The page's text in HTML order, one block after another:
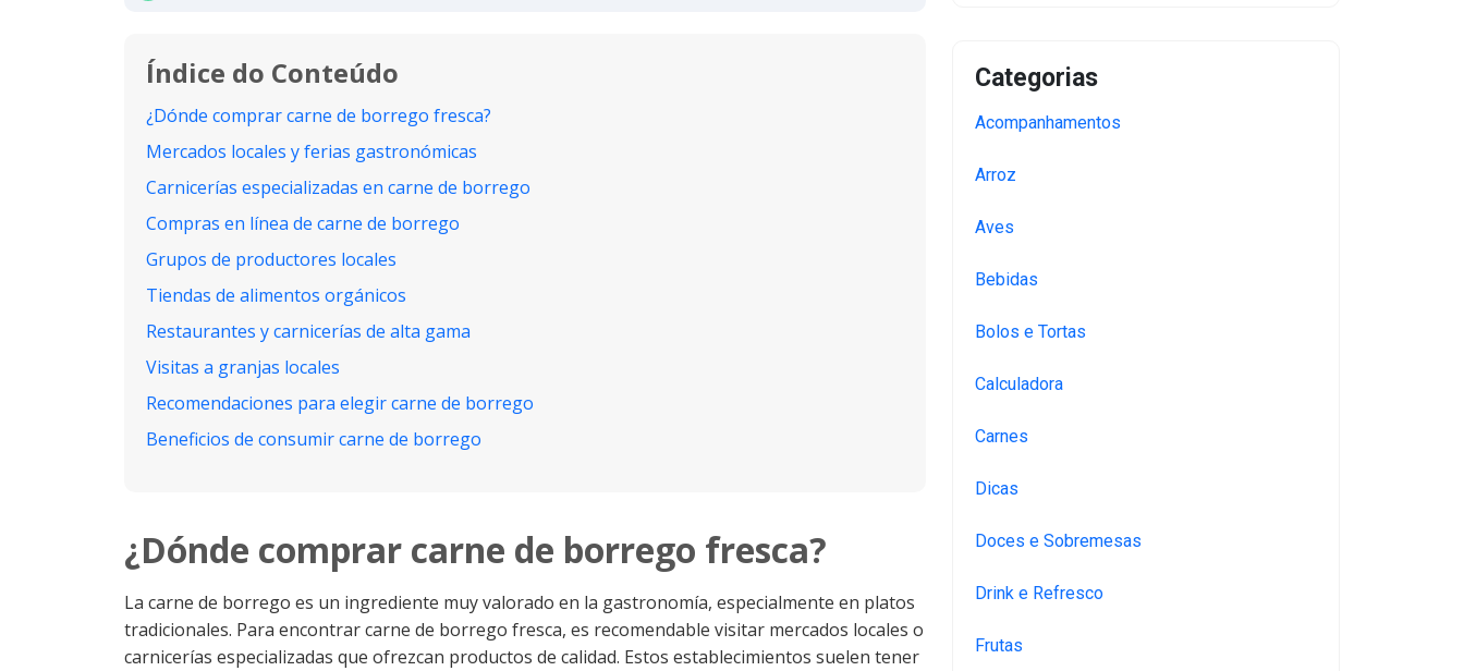
Índice do Conteúdo
¿Dónde comprar carne de borrego fresca?
Mercados locales y ferias gastronómicas
Carnicerías especializadas en carne de borrego
Compras en línea de carne de borrego
Grupos de productores locales
Tiendas de alimentos orgánicos
Restaurantes y carnicerías de alta gama
Visitas a granjas locales
Recomendaciones para elegir carne de borrego
Beneficios de consumir carne de borrego
¿Dónde comprar carne de borrego fresca?
La carne de borrego es un ingrediente muy valorado en la gastronomía, especialmente en platos
tradicionales. Para encontrar carne de borrego fresca, es recomendable visitar mercados locales o
carnicerías especializadas que ofrezcan productos de calidad. Estos establecimientos suelen tener
Categorias
Acompanhamentos
Arroz
Aves
Bebidas
Bolos e Tortas
Calculadora
Carnes
Dicas
Doces e Sobremesas
Drink e Refresco
Frutas